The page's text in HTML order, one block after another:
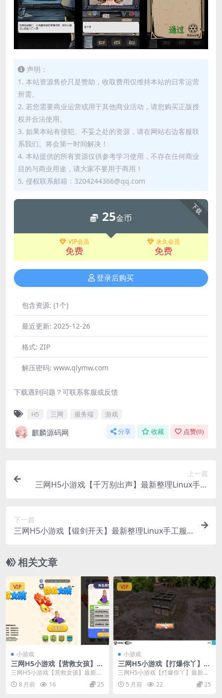
声明：
1. 本站资源售价只是赞助，收取费用仅维持本站的日常运营
所需。
2. 若您需要商业运营或用于其他商业活动，请您购买正版授
权并合法使用。
3. 如果本站有侵犯、不妥之处的资源，请在网站右边客服联
系我们。将会第一时间解决！
4. 本站提供的所有资源仅供参考学习使用，不存在任何商业
目的与商业用途，请大家不要用于商用！
5. 侵权联系邮箱：3204244366@qq.com
下载
25金币
VIP会员
免费
永久会员
免费
登录后购买
包含资源: (1个)
最近更新: 2025-12-26
格式: ZIP
解压密码: www.qlymw.com
下载遇到问题？可联系客服或反馈
H5 三网 服务端 游戏
麒麟源码网 分享 收藏 点赞(0)
上一篇
三网H5小游戏【千万别出声】最新整理Linux手工
下一篇
三网H5小游戏【锻剑开天】最新整理Linux手工服
相关文章
VIP
小游戏
三网H5小游戏【营救女孩】最
新整理CentOS手工服务端+安
卓+源码
三网H5小游戏【营救女孩】最新整
理CentOS手工服务端+安卓+源码
8 月前 16 25
VIP
小游戏
三网H5小游戏【打爆你丫】最
新整理Linux手工服务端+安卓
三网H5小游戏【打爆你丫】最新整
理Linux手工服务端+安卓
5 月前 22 25